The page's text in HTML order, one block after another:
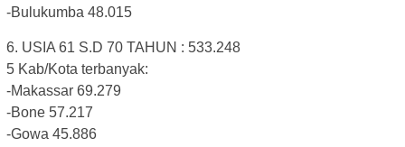
-Bulukumba 48.015
6. USIA 61 S.D 70 TAHUN : 533.248
5 Kab/Kota terbanyak:
-Makassar 69.279
-Bone 57.217
-Gowa 45.886